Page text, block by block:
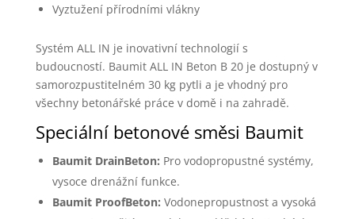
Vyztužení přírodními vlákny
Systém ALL IN je inovativní technologií s
budoucností. Baumit ALL IN Beton B 20 je dostupný v
samorozpustitelném 30 kg pytli a je vhodný pro
všechny betonářské práce v domě i na zahradě.
Speciální betonové směsi Baumit
Baumit DrainBeton: Pro vodopropustné systémy,
vysoce drenážní funkce.
Baumit ProofBeton: Vodonepropustnost a vysoká